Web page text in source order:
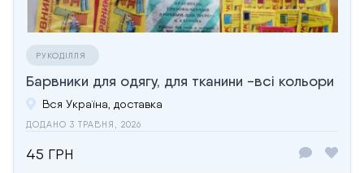
РУКОДІЛЛЯ
Барвники для одягу, для тканини -всі кольори
Вся Україна, доставка
ДОДАНО 3 ТРАВНЯ, 2026
45 ГРН